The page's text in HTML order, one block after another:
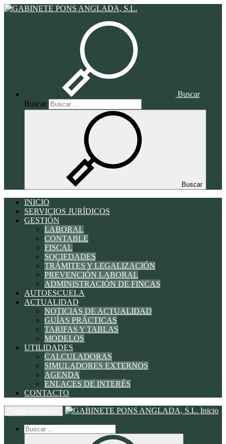
Buscar
Buscar
Buscar
INICIO
SERVICIOS JURÍDICOS
GESTIÓN
LABORAL
CONTABLE
FISCAL
SOCIEDADES
TRÁMITES Y LEGALIZACIÓN
PREVENCIÓN LABORAL
ADMINISTRACIÓN DE FINCAS
AUTOESCUELA
ACTUALIDAD
NOTICIAS DE ACTUALIDAD
GUÍAS PRÁCTICAS
TARIFAS Y TABLAS
MODELOS
UTILIDADES
CALCULADORAS
SIMULADORES EXTERNOS
AGENDA
ENLACES DE INTERÉS
CONTACTO
Inicio